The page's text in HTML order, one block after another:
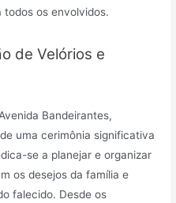
todos os envolvidos.
de Velórios e
Bandeirantes,
uma cerimônia significativa
se a planejar e organizar
os desejos da família e
falecido. Desde os